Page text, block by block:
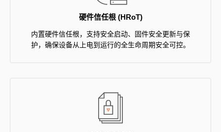
硬件信任根 (HRoT)
内置硬件信任根，支持安全启动、固件安全更新与保
护，确保设备从上电到运行的全生命周期安全可控。